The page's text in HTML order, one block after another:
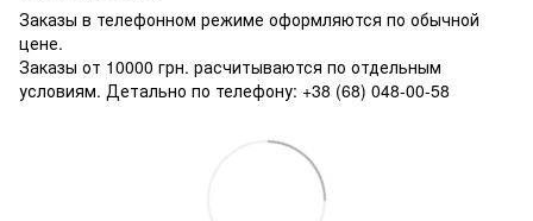
Заказы в телефонном режиме оформляются по обычной
цене.
Заказы от 10000 грн. расчитываются по отдельным
условиям. Детально по телефону: +38 (68) 048-00-58